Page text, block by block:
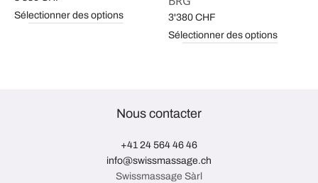
Sélectionner des options
3'380 CHF
Sélectionner des options
Nous contacter
+41 24 564 46 46
info@swissmassage.ch
Swissmassage Sàrl